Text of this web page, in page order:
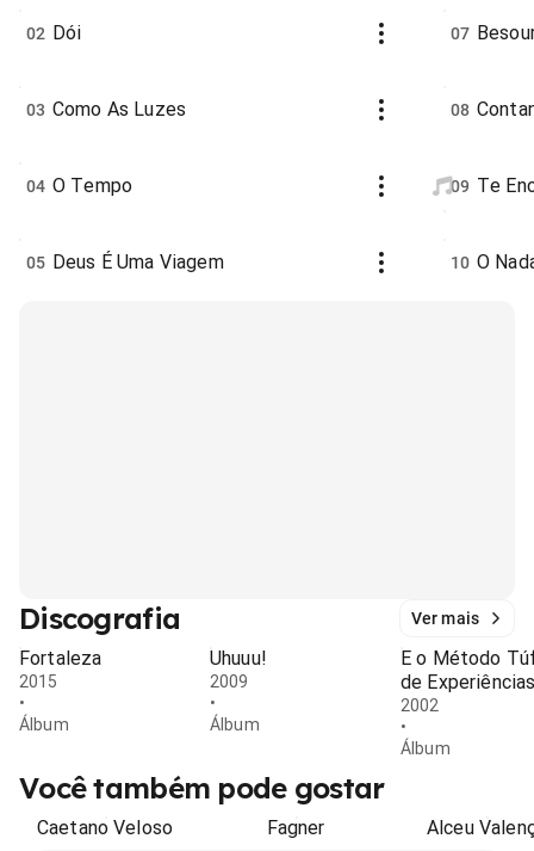
02 Dói
03 Como As Luzes
04 O Tempo
05 Deus É Uma Viagem
07
08
09 Te
10 O
Discografia Ver mais
Fortaleza
2015
•
Álbum
Uhuuu!
2009
•
Álbum
E o Método
de
2002
•
Álbum
Você também pode gostar
Caetano Veloso Fagner Alceu